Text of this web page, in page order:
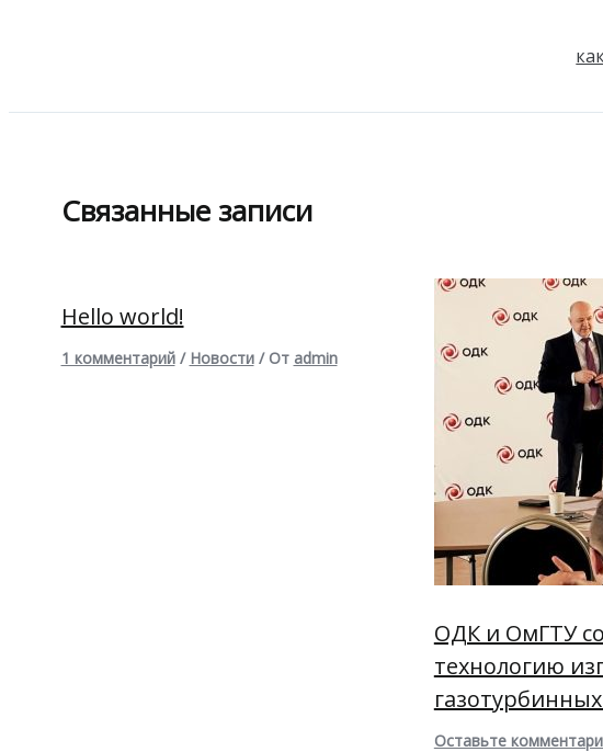
Связанные записи
Hello world!
1 комментарий / Новости/ От admin
ОДК и ОмГТУ
технологию
Оставьте